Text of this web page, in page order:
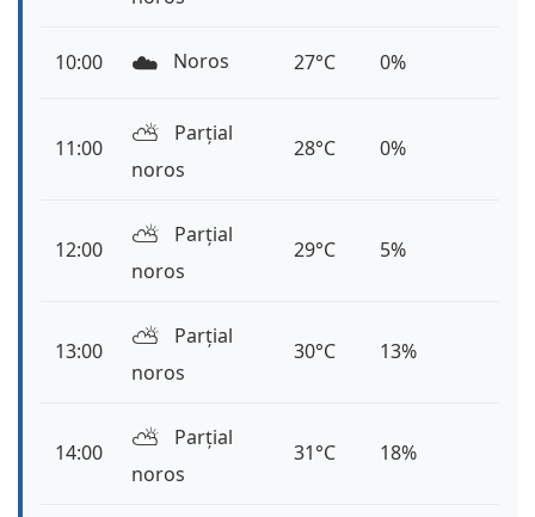
10:00 ☁️ Noros 27°C 0%
11:00 ⛅️
Parțial
noros
28°C 0%
12:00 ⛅️
Parțial
noros
29°C 5%
13:00 ⛅️
Parțial
noros
30°C 13%
14:00 ⛅️
Parțial
noros
31°C 18%